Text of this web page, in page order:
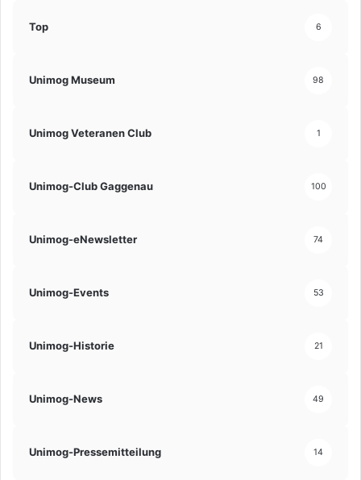
Top 6
Unimog Museum 98
Unimog Veteranen Club 1
Unimog-Club Gaggenau 100
Unimog-eNewsletter 74
Unimog-Events 53
Unimog-Historie 21
Unimog-News 49
Unimog-Pressemitteilung 14